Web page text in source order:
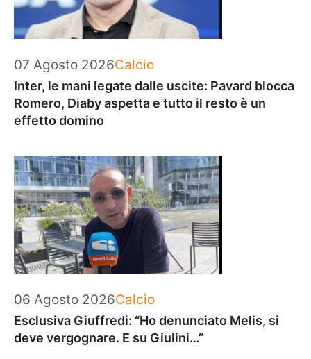
07 Agosto 2026Categorie
Calcio
Inter, le mani legate dalle uscite: Pavard blocca
Romero, Diaby aspetta e tutto il resto è un
effetto domino
06 Agosto 2026Categorie
Calcio
Esclusiva Giuffredi: “Ho denunciato Melis, si
deve vergognare. E su Giulini…”